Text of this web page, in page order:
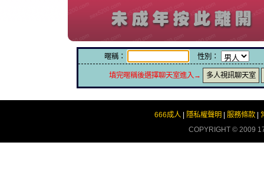
暱稱： 性別：
填完暱稱後選擇聊天室進入→ 多人視訊聊天室
666成人 隱私權聲明 服務條款
COPYRIGHT © 2009